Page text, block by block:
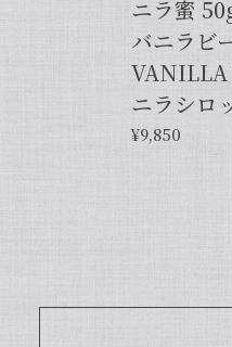
2024/06/
なバニラエッセンスを
ニラ蜜
バニラビ
VANILLA
ニラシロ
¥9,850